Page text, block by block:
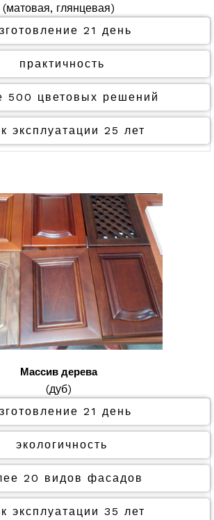
(матовая, глянцевая)
21 день
практичность
500 цветовых решений
эксплуатации 25 лет
Массив дерева
(дуб)
21 день
экологичность
20 видов фасадов
эксплуатации 35 лет